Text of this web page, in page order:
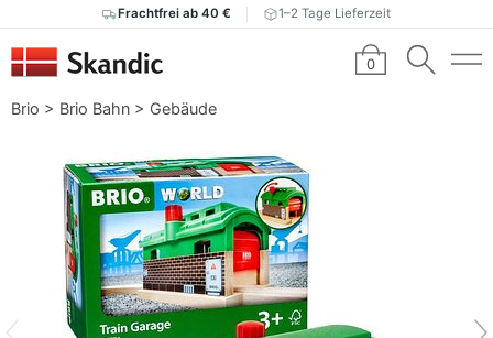
Frachtfrei ab 40 € 1–2 Tage Lieferzeit
0
Brio > Brio Bahn > Gebäude